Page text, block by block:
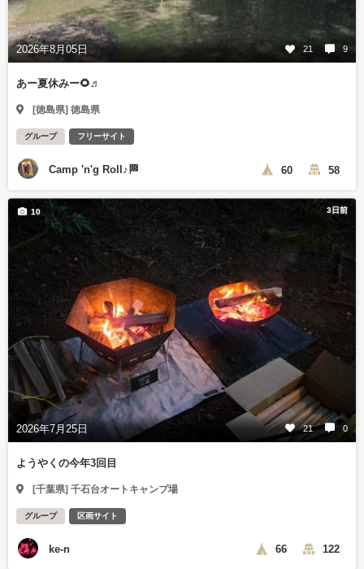
2026年8月05日 21 9
あー夏休みー🌻♬
[徳島県] 徳島県
グループ フリーサイト
Camp 'n'g Roll♪🏁 60 58
3日前
2026年7月25日 21 0
10
ようやくの今年3回目
[千葉県] 千石台オートキャンプ場
グループ 区画サイト
ke-n 66 122